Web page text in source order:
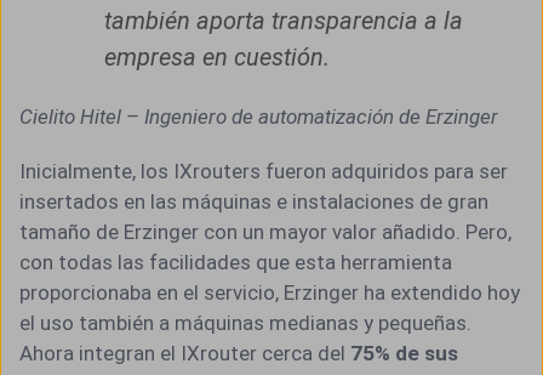
también aporta transparencia a la
empresa en cuestión.
Cielito Hitel – Ingeniero de automatización de Erzinger
Inicialmente, los IXrouters fueron adquiridos para ser
insertados en las máquinas e instalaciones de gran
tamaño de Erzinger con un mayor valor añadido. Pero,
con todas las facilidades que esta herramienta
proporcionaba en el servicio, Erzinger ha extendido hoy
el uso también a máquinas medianas y pequeñas.
Ahora integran el IXrouter cerca del 75% de sus